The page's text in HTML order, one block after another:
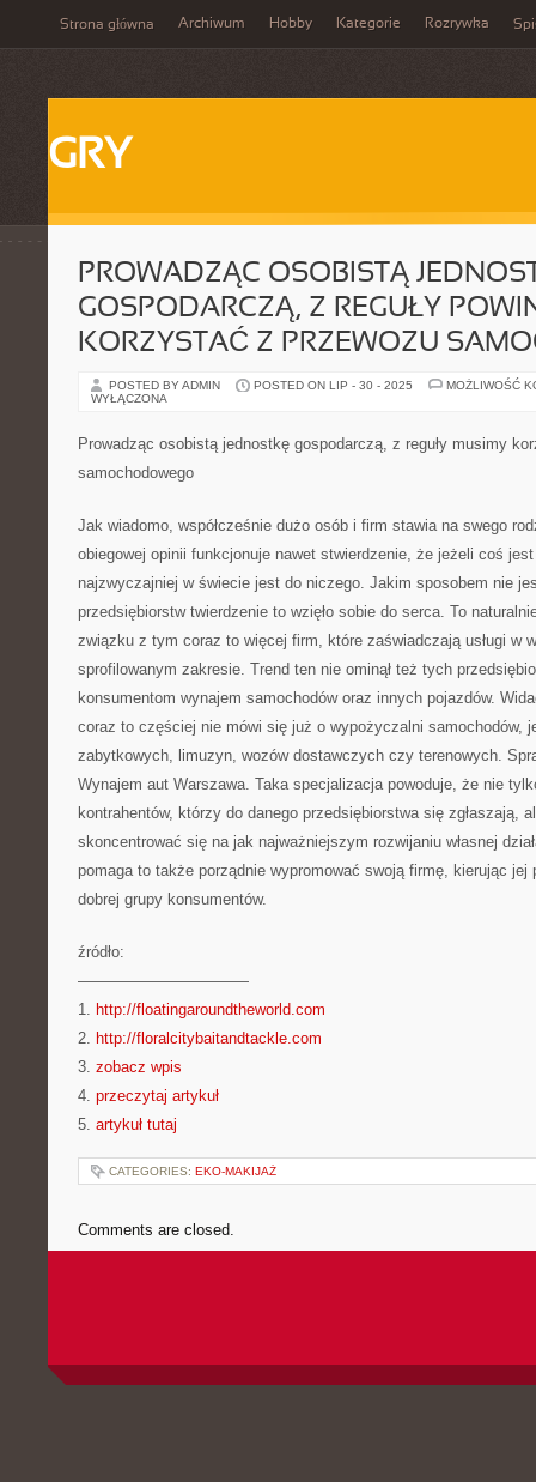
Strona główna Archiwum Hobby Kategorie Rozrywka
GRY
PROWADZĄC OSOBISTĄ
GOSPODARCZĄ, Z REGUŁY
KORZYSTAĆ Z PRZEWOZU
POSTED BY ADMIN POSTED ON LIP - 30 - 2025
MOŻLIWOŚĆ
WYŁĄCZONA
Prowadząc osobistą jednostkę gospodarczą, z reguły musimy
samochodowego
Jak wiadomo, współcześnie dużo osób i firm stawia na swego
obiegowej opinii funkcjonuje nawet stwierdzenie, że jeżeli coś
najzwyczajniej w świecie jest do niczego. Jakim sposobem nie
przedsiębiorstw twierdzenie to wzięło sobie do serca. To
związku z tym coraz to więcej firm, które zaświadczają usługi w
sprofilowanym zakresie. Trend ten nie ominął też tych
konsumentom wynajem samochodów oraz innych pojazdów.
coraz to częściej nie mówi się już o wypożyczalni samochodów,
zabytkowych, limuzyn, wozów dostawczych czy terenowych.
Wynajem aut Warszawa. Taka specjalizacja powoduje, że nie
kontrahentów, którzy do danego przedsiębiorstwa się zgłaszają,
skoncentrować się na jak najważniejszym rozwijaniu własnej
pomaga to także porządnie wypromować swoją firmę, kierując jej
dobrej grupy konsumentów.
źródło:
———————————
1. http://floatingaroundtheworld.com
2. http://floralcitybaitandtackle.com
3. zobacz wpis
4. przeczytaj artykuł
5. artykuł tutaj
CATEGORIES: EKO-MAKIJAŻ
Comments are closed.